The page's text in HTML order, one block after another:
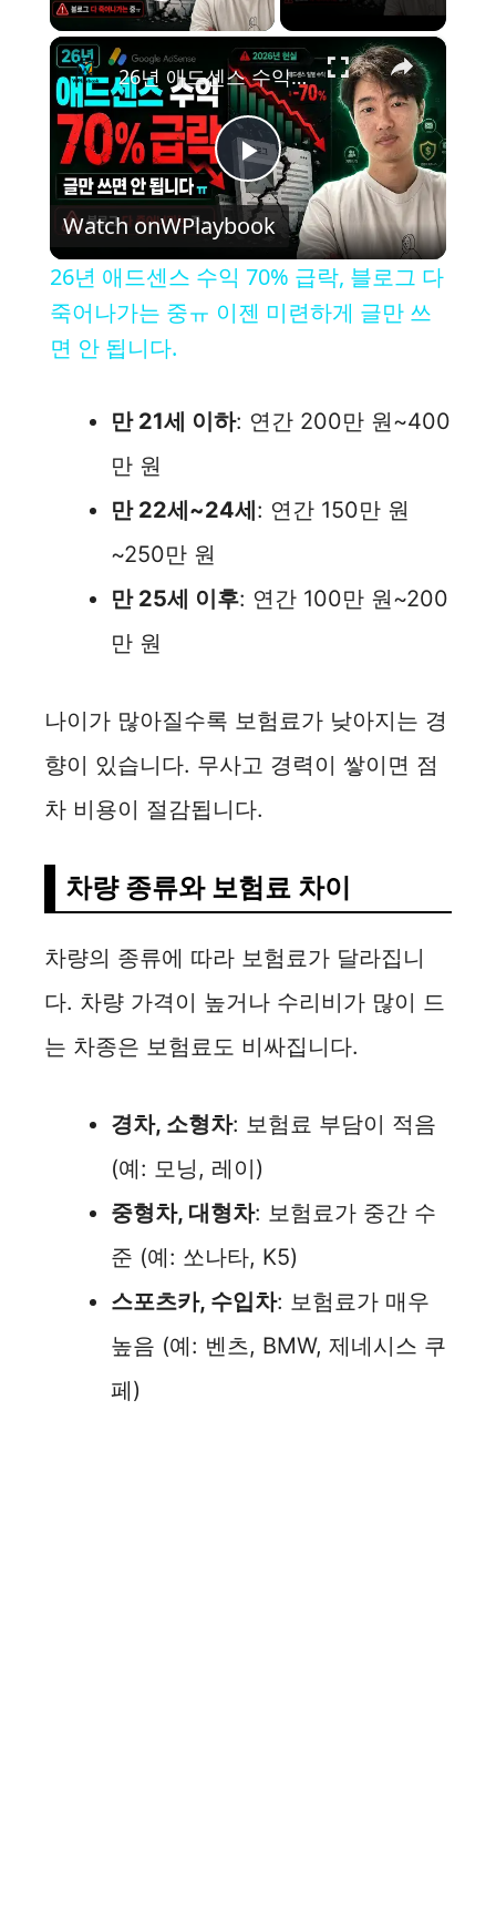
×
P
l
a
i
d
o
26년 애드센스 수익 70% 급락, 블로그 다 죽어나가는 중ㅠ 이젠 미련하게 글만 쓰면 안 됩니다.
Watch onWPlaybook
26년 애드센스 수익 70% 급락, 블로그 다
죽어나가는 중ㅠ 이젠 미련하게 글만 쓰
면 안 됩니다.
만 21세 이하: 연간 200만 원~400
만 원
만 22세~24세: 연간 150만 원
~250만 원
만 25세 이후: 연간 100만 원~200
만 원
나이가 많아질수록 보험료가 낮아지는 경
향이 있습니다. 무사고 경력이 쌓이면 점
차 비용이 절감됩니다.
차량 종류와 보험료 차이
차량의 종류에 따라 보험료가 달라집니
다. 차량 가격이 높거나 수리비가 많이 드
는 차종은 보험료도 비싸집니다.
경차, 소형차: 보험료 부담이 적음
(예: 모닝, 레이)
중형차, 대형차: 보험료가 중간 수
준 (예: 쏘나타, K5)
스포츠카, 수입차: 보험료가 매우
높음 (예: 벤츠, BMW, 제네시스 쿠
페)